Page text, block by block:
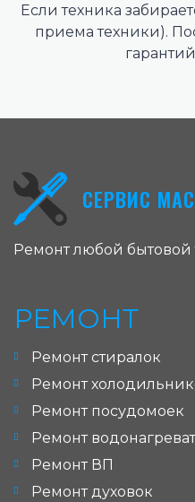
Если техника
приема техники).
СЕРВИС
Ремонт любой бытовой
РЕМОНТ
Ремонт стиралок
Ремонт
Ремонт посудомоек
Ремонт
Ремонт ВП
Ремонт духовок